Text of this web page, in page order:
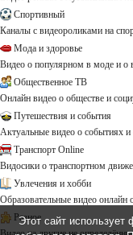
Спортивный
Каналы с видеороликами на
Мода и здоровье
Видео о популярном в моде и о
Общественное ТВ
Онлайн видео о обществе и
Путешествия и события
Актуальные видео о событиях
Транспорт Online
Видосики о транспортном
Увлечения и хобби
Образовательные видео онлайн
Разное
Этот сайт